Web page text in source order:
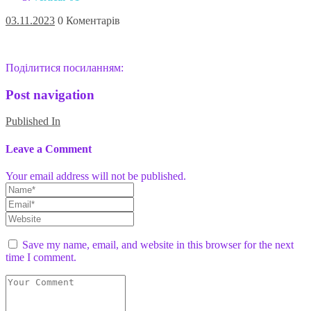
03.11.2023 0 Коментарів
Поділитися посиланням:
Post navigation
Published In
Leave a Comment
Your email address will not be published.
Save my name, email, and website in this browser for the next
time I comment.